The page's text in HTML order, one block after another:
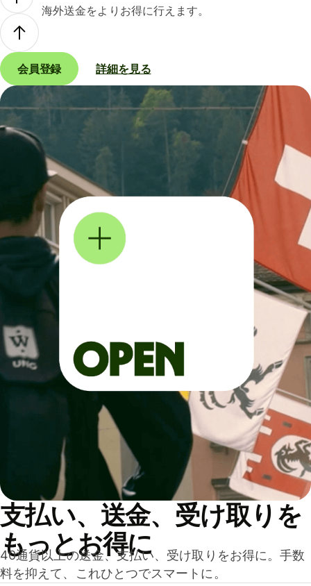
海外送金をよりお得に行えます。
会員登録 詳細を見る
支払い、送金、受け取りを
もっとお得に
40通貨以上の送金、支払い、受け取りをお得に。手数
料を抑えて、これひとつでスマートに。